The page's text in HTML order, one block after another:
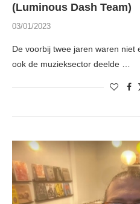
(Luminous Dash Team)
03/01/2023
De voorbij twee jaren waren niet
ook de muzieksector deelde …